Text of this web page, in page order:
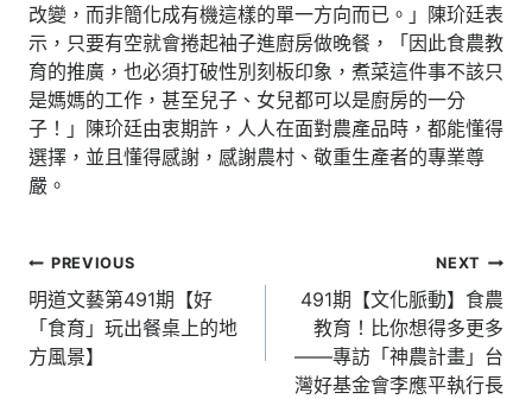
改變，而非簡化成有機這樣的單一方向而已。」陳玠廷表
示，只要有空就會捲起袖子進廚房做晚餐，「因此食農教
育的推廣，也必須打破性別刻板印象，煮菜這件事不該只
是媽媽的工作，甚至兒子、女兒都可以是廚房的一分
子！」陳玠廷由衷期許，人人在面對農產品時，都能懂得
選擇，並且懂得感謝，感謝農村、敬重生產者的專業尊
嚴。
文
章
導
PREVIOUS
明道文藝第491期【好
「食育」玩出餐桌上的地
方風景】
NEXT
491期【文化脈動】食農
教育！比你想得多更多
——專訪「神農計畫」台
灣好基金會李應平執行長